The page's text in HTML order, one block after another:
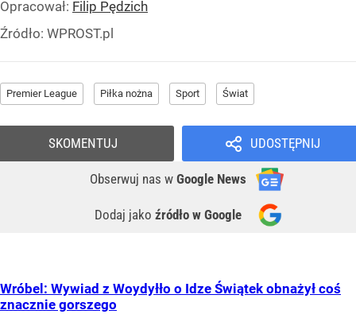
Opracował: Filip Pędzich
Źródło: WPROST.pl
Premier League Piłka nożna Sport Świat
UDOSTĘPNIJ
Obserwuj nas w Google News
Dodaj jako źródło w Google
SKOMENTUJ
Wróbel: Wywiad z Woydyłło o Idze Świątek obnażył coś
znacznie gorszego